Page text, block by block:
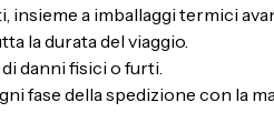
insieme a imballaggi termici
la durata del viaggio.
danni fisici o furti.
fase della spedizione con la